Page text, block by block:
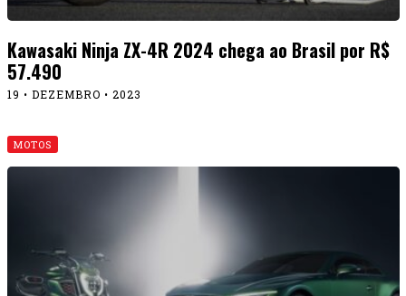
Kawasaki Ninja ZX-4R 2024 chega ao Brasil por R$
57.490
19 • DEZEMBRO • 2023
MOTOS